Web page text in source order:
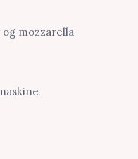
mozzarella